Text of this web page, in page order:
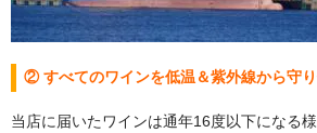
② すべてのワインを低温＆紫外線から守り
当店に届いたワインは通年16度以下になる